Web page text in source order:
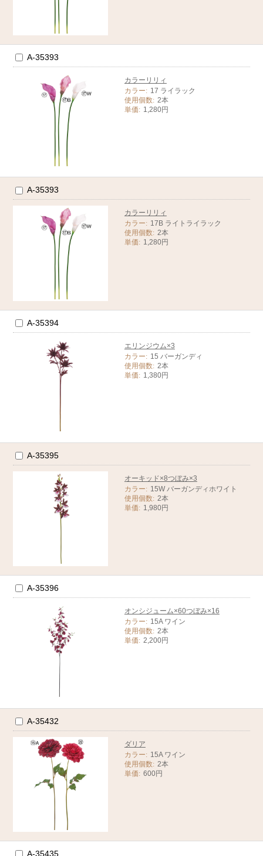
A-35393
カラーリリィ
カラー: 17 ライラック
使用個数: 2本
単価: 1,280円
A-35393
カラーリリィ
カラー: 17B ライトライラック
使用個数: 2本
単価: 1,280円
A-35394
エリンジウム×3
カラー: 15 バーガンディ
使用個数: 2本
単価: 1,380円
A-35395
オーキッド×8つぼみ×3
カラー: 15W バーガンディホワイト
使用個数: 2本
単価: 1,980円
A-35396
オンシジューム×60つぼみ×16
カラー: 15A ワイン
使用個数: 2本
単価: 2,200円
A-35432
ダリア
カラー: 15A ワイン
使用個数: 2本
単価: 600円
A-35435